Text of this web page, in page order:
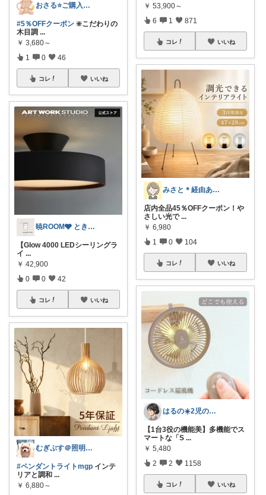
おさる⭐ご購入感謝🐹
#5％OFFクーポン ❇️こだわりの
木目調 ...
￥ 3,680～
1 0 46
コレ いいね
暁ROOM🩶 ときめく暮らしのセレクト
【Glow 4000 LEDシーリングラ
イ ...
￥ 42,900
0 0 42
コレ いいね
むぎぷす＠照明とインテリアと北欧食器
#ペンダントライトmgp インテ
リアと調和 ...
￥ 6,880～
￥ 53,900～
6 1 871
コレ いいね
みさと＊経由ありがとうございます🧡
店内全品45％OFFクーポン！や
さしい光で ...
￥ 6,980
1 0 104
コレ いいね
はるの☀️2児のママ𓂃◌𓈒𓐍
【1台3役の機能美】多機能でス
マートな「S ...
￥ 5,480
2 2 1158
コレ いいね